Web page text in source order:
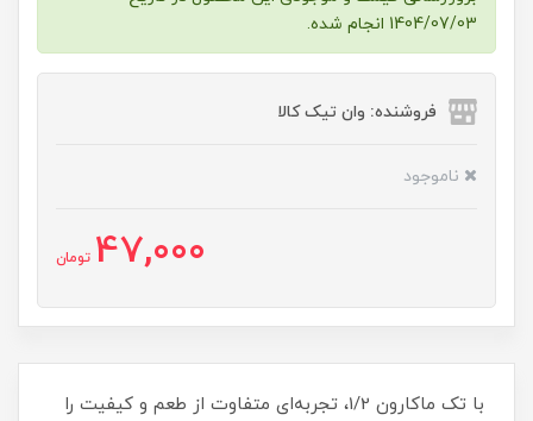
1404/07/03 انجام شده.
فروشنده: وان تیک کالا
ناموجود
47,000 تومان
با تک ماکارون 1/2، تجربه‌ای متفاوت از طعم و کیفیت را